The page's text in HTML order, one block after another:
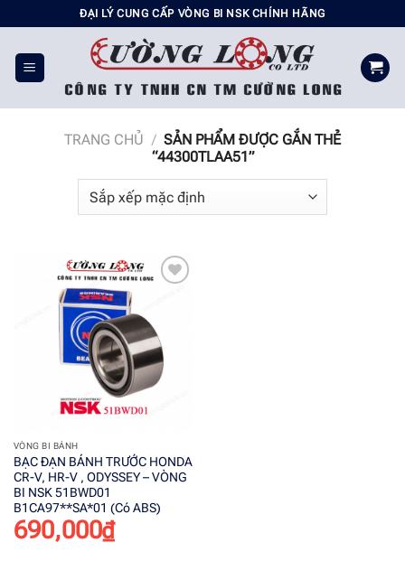
đến
nội
dung
ĐẠI LÝ CUNG CẤP VÒNG BI NSK CHÍNH HÃNG
TRANG CHỦ / SẢN PHẨM ĐƯỢC GẮN THẺ
“44300TLAA51”
Add to
wishlist
VÒNG BI BÁNH
BẠC ĐẠN BÁNH TRƯỚC HONDA
CR-V, HR-V , ODYSSEY – VÒNG
BI NSK 51BWD01
B1CA97**SA*01 (Có ABS)
690,000₫